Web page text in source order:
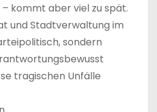
kommt aber viel zu spät.
und Stadtverwaltung im
sondern
tragischen Unfälle